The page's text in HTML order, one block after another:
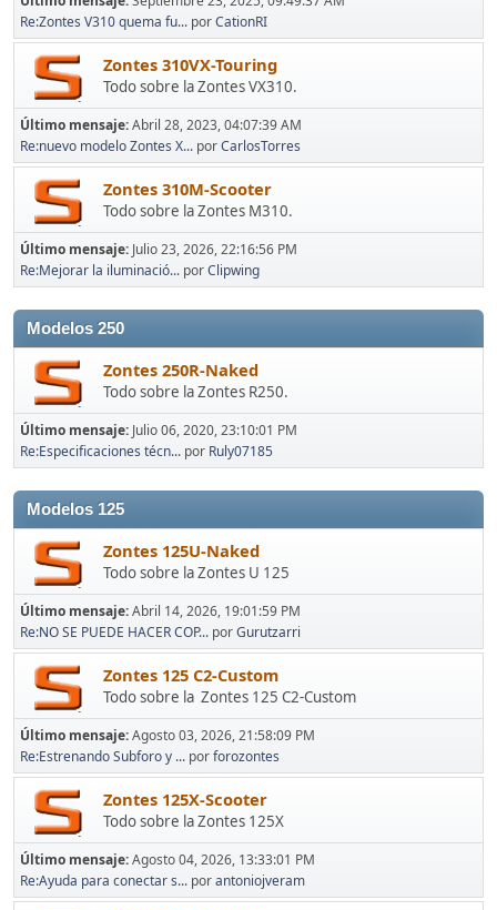
Re:Zontes V310 quema fu... porCationRI
Zontes 310VX-Touring
Todo sobre la Zontes VX310.
Último mensaje:Abril 28, 2023, 04:07:39 AM
Re:nuevo modelo Zontes X... porCarlosTorres
Zontes 310M-Scooter
Todo sobre la Zontes M310.
Último mensaje: Julio 23, 2026, 22:16:56 PM
Re:Mejorar la iluminació... porClipwing
Modelos 250
Zontes 250R-Naked
Todo sobre la Zontes R250.
Último mensaje: Julio 06, 2020, 23:10:01 PM
Re:Especificaciones técn... por Ruly07185
Modelos 125
Zontes 125U-Naked
Todo sobre la Zontes U 125
Último mensaje:Abril 14, 2026, 19:01:59 PM
Re:NO SE PUEDE HACER COP... porGurutzarri
Zontes 125 C2-Custom
Todo sobre la Zontes 125 C2-Custom
Último mensaje:Agosto 03, 2026, 21:58:09 PM
Re:Estrenando Subforo y ... porforozontes
Zontes 125X-Scooter
Todo sobre la Zontes 125X
Último mensaje:Agosto 04, 2026, 13:33:01 PM
Re:Ayuda para conectar s... porantoniojveram